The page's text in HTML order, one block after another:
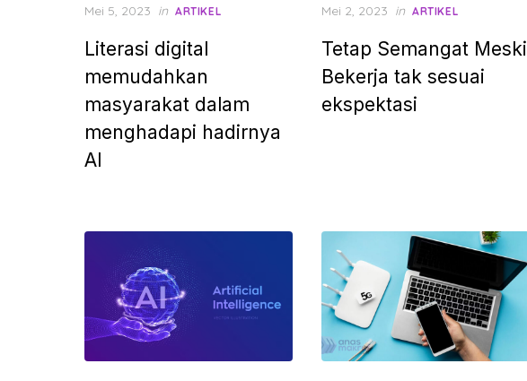
Posted
Mei 5, 2023 in ARTIKEL
Literasi digital
memudahkan
masyarakat dalam
menghadapi hadirnya
AI
Posted
Mei 2, 2023 in ARTIKEL
Tetap Semangat Meski
Bekerja tak sesuai
ekspektasi